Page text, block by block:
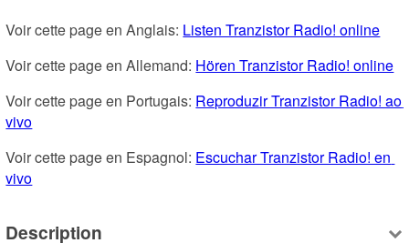
Voir cette page en Anglais: Listen Tranzistor Radio! online
Voir cette page en Allemand: Hören Tranzistor Radio! online
Voir cette page en Portugais: Reproduzir Tranzistor Radio! ao
vivo
Voir cette page en Espagnol: Escuchar Tranzistor Radio! en
vivo
Description